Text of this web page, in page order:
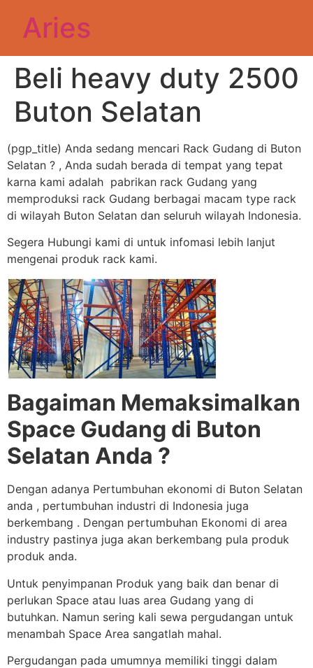
Aries
Beli heavy duty 2500
Buton Selatan
(pgp_title) Anda sedang mencari Rack Gudang di Buton
Selatan ? , Anda sudah berada di tempat yang tepat
karna kami adalah pabrikan rack Gudang yang
memproduksi rack Gudang berbagai macam type rack
di wilayah Buton Selatan dan seluruh wilayah Indonesia.
Segera Hubungi kami di untuk infomasi lebih lanjut
mengenai produk rack kami.
Bagaiman Memaksimalkan
Space Gudang di Buton
Selatan Anda ?
Dengan adanya Pertumbuhan ekonomi di Buton Selatan
anda , pertumbuhan industri di Indonesia juga
berkembang . Dengan pertumbuhan Ekonomi di area
industry pastinya juga akan berkembang pula produk
produk anda.
Untuk penyimpanan Produk yang baik dan benar di
perlukan Space atau luas area Gudang yang di
butuhkan. Namun sering kali sewa pergudangan untuk
menambah Space Area sangatlah mahal.
Pergudangan pada umumnya memiliki tinggi dalam